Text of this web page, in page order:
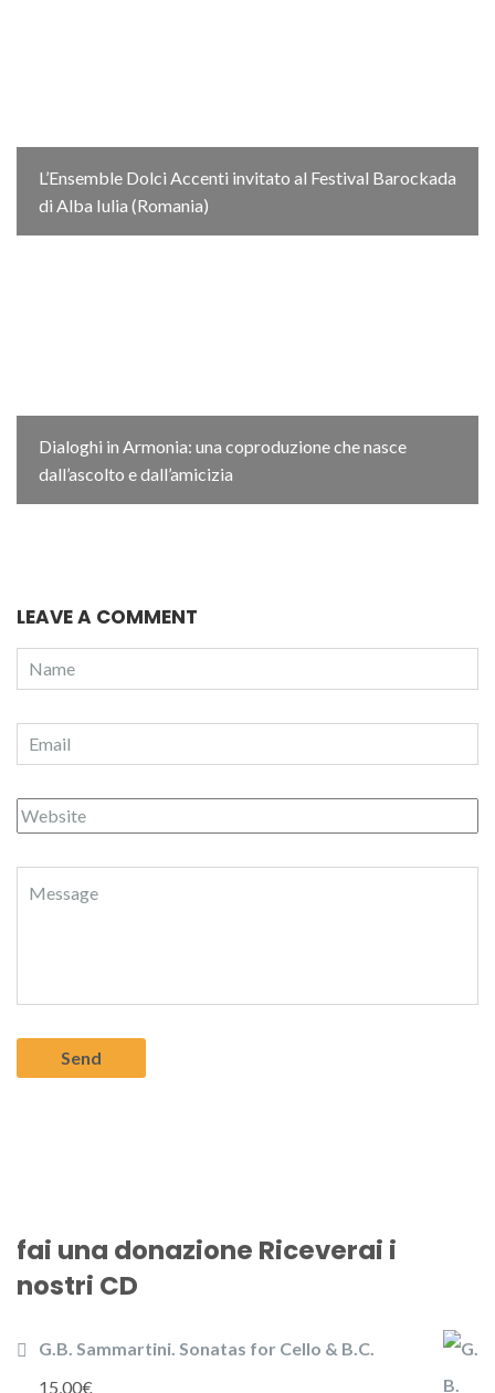
L’Ensemble Dolci Accenti invitato al Festival Barockada
di Alba Iulia (Romania)
Dialoghi in Armonia: una coproduzione che nasce
dall’ascolto e dall’amicizia
LEAVE A COMMENT
fai una donazione Riceverai i
nostri CD
G.B. Sammartini. Sonatas for Cello & B.C.
15,00€